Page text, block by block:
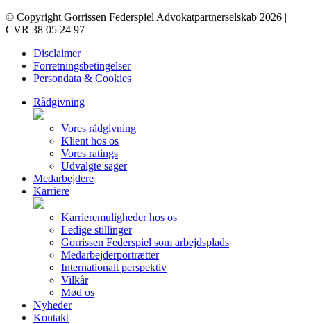
© Copyright Gorrissen Federspiel Advokatpartnerselskab 2026 |
CVR 38 05 24 97
Disclaimer
Forretningsbetingelser
Persondata & Cookies
Rådgivning
Vores rådgivning
Klient hos os
Vores ratings
Udvalgte sager
Medarbejdere
Karriere
Karrieremuligheder hos os
Ledige stillinger
Gorrissen Federspiel som arbejdsplads
Medarbejderportrætter
Internationalt perspektiv
Vilkår
Mød os
Nyheder
Kontakt